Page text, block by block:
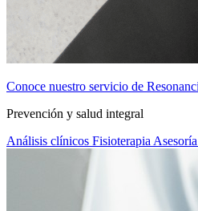
Conoce nuestro servicio de
Prevención y salud integral
Análisis clínicos Fisioterapia